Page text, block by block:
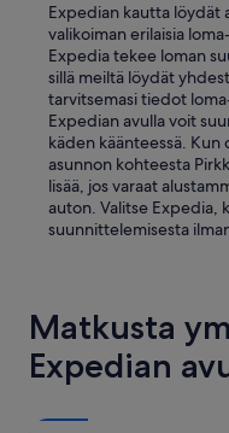
Expedian kautta löydät
valikoiman erilaisia
Expedia tekee loman
sillä meiltä löydät
tarvitsemasi tiedot
Expedian avulla voit
käden käänteessä.
asunnon kohteesta
lisää, jos varaat
auton. Valitse Expedia,
suunnittelemisesta
Matkusta
Expedian